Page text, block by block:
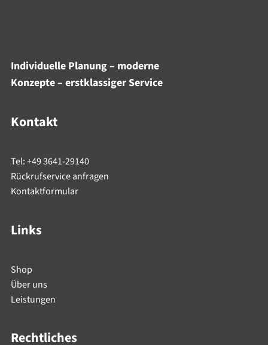
Individuelle Planung – moderne
Konzepte – erstklassiger Service
Kontakt
Tel: +49 3641-29140
Rückrufservice anfragen
Kontaktformular
Links
Shop
Über uns
Leistungen
Rechtliches